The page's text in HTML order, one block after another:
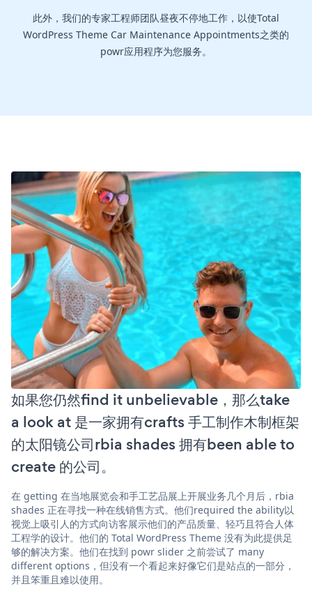
此外，我们的专家工程师团队昼夜不停地工作，以使Total
WordPress Theme Car Maintenance Appointments之类的
powr应用程序为您服务。
如果您仍然find it unbelievable，那么take
a look at 是一家拥有crafts 手工制作木制框架
的太阳镜公司rbia shades 拥有been able to
create 的公司。
在 getting 在当地展览会和手工艺品展上开展业务几个月后，rbia
shades 正在寻找一种在线销售方式。他们required the ability以
视觉上吸引人的方式向访客展示他们的产品质量、轻巧且符合人体
工程学的设计。他们的 Total WordPress Theme 没有为此提供足
够的解决方案。他们在找到 powr slider 之前尝试了 many
different options，但没有一个看起来好像它们是站点的一部分，
并且笨重且难以使用。